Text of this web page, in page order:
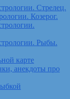
Стрелец.
Козерог.
Рыбы.
карте
анекдоты про